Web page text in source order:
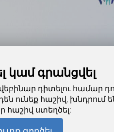
կամ գրանցվել
դիտելու համար
ունեք հաշիվ, խնդրում
հաշիվ ստեղծել: